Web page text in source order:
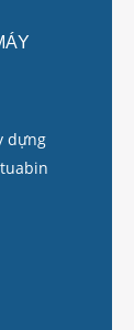
dựng